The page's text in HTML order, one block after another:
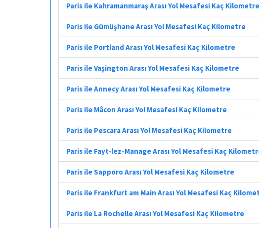
Paris ile Kahramanmaraş Arası Yol Mesafesi Kaç Kilometre
Paris ile Gümüşhane Arası Yol Mesafesi Kaç Kilometre
Paris ile Portland Arası Yol Mesafesi Kaç Kilometre
Paris ile Vaşington Arası Yol Mesafesi Kaç Kilometre
Paris ile Annecy Arası Yol Mesafesi Kaç Kilometre
Paris ile Mâcon Arası Yol Mesafesi Kaç Kilometre
Paris ile Pescara Arası Yol Mesafesi Kaç Kilometre
Paris ile Fayt-lez-Manage Arası Yol Mesafesi Kaç
Paris ile Sapporo Arası Yol Mesafesi Kaç Kilometre
Paris ile Frankfurt am Main Arası Yol Mesafesi Kaç
Paris ile La Rochelle Arası Yol Mesafesi Kaç Kilometre